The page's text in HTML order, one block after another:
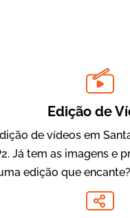
Edição de
de vídeos em
Já tem as imagens e
edição que